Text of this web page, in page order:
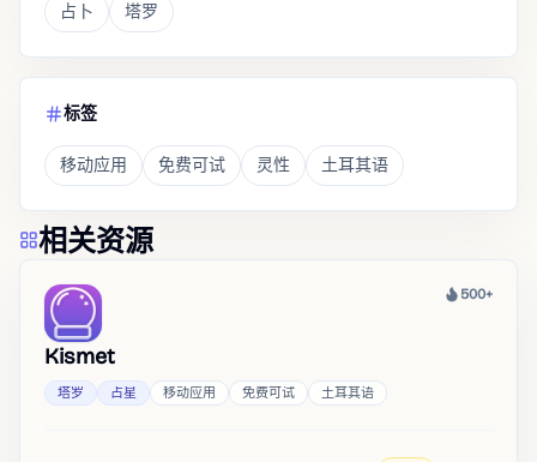
占卜 塔罗
标签
移动应用 免费可试 灵性 土耳其语
相关资源
热度
500+
Kismet
塔罗 占星 移动应用 免费可试 土耳其语